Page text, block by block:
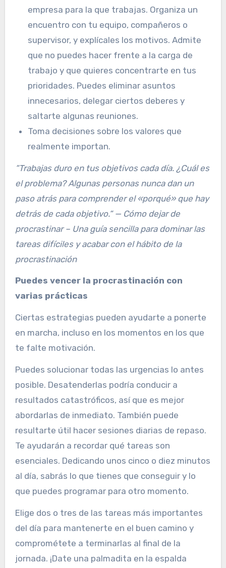
empresa para la que trabajas. Organiza un
encuentro con tu equipo, compañeros o
supervisor, y explícales los motivos. Admite
que no puedes hacer frente a la carga de
trabajo y que quieres concentrarte en tus
prioridades. Puedes eliminar asuntos
innecesarios, delegar ciertos deberes y
saltarte algunas reuniones.
Toma decisiones sobre los valores que
realmente importan.
“Trabajas duro en tus objetivos cada día. ¿Cuál es
el problema? Algunas personas nunca dan un
paso atrás para comprender el «porqué» que hay
detrás de cada objetivo.“ — Cómo dejar de
procrastinar – Una guía sencilla para dominar las
tareas difíciles y acabar con el hábito de la
procrastinación
Puedes vencer la procrastinación con
varias prácticas
Ciertas estrategias pueden ayudarte a ponerte
en marcha, incluso en los momentos en los que
te falte motivación.
Puedes solucionar todas las urgencias lo antes
posible. Desatenderlas podría conducir a
resultados catastróficos, así que es mejor
abordarlas de inmediato. También puede
resultarte útil hacer sesiones diarias de repaso.
Te ayudarán a recordar qué tareas son
esenciales. Dedicando unos cinco o diez minutos
al día, sabrás lo que tienes que conseguir y lo
que puedes programar para otro momento.
Elige dos o tres de las tareas más importantes
del día para mantenerte en el buen camino y
comprométete a terminarlas al final de la
jornada. ¡Date una palmadita en la espalda